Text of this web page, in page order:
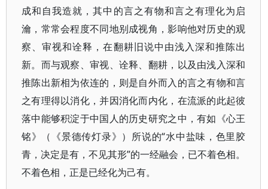
成和自我造就，其中的言之有物和言之有理化为启
瀹，常常会程度不同地别成视角，影响他对历史的观
察、审视和诠释，在翻耕旧说中由浅入深和推陈出
新。而与观察、审视、诠释、翻耕，以及由浅入深和
推陈出新相为依连的，则是自外而入的言之有物和言
之有理得以消化，并因消化而内化，在流派的此起彼
落中能够积淀于中国人的历史研究之中，有如《心王
铭》（《景德传灯录》）所说的“水中盐味，色里胶
青，决定是有，不见其形”的一经融会，已不着色相。
不着色相，正是已经化为己有。